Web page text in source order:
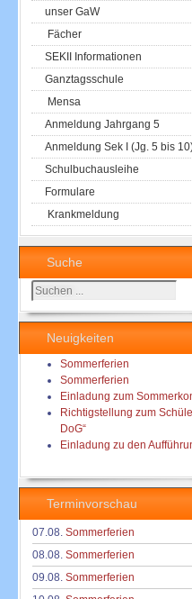
unser GaW
Fächer
SEKII Informationen
Ganztagsschule
Mensa
Anmeldung Jahrgang 5
Anmeldung Sek I (Jg. 5 bis
Schulbuchausleihe
Formulare
Krankmeldung
Suche
Suchen
...
Neuigkeiten
Sommerferien
Sommerferien
Einladung zum
Richtigstellung zum
DoG“
Einladung zu den
Terminvorschau
07.08. Sommerferien
08.08. Sommerferien
09.08. Sommerferien